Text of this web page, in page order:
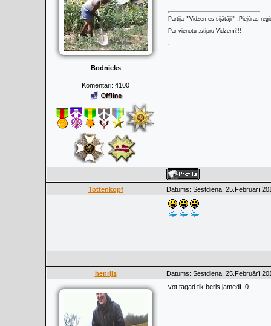
Bodnieks
Komentāri: 4100
Partija ""Vidzemes sijātāji"" .Piejūras
Par vienotu ,stipru Vidzemi!!!
.
Tottenkopf Datums: Sestdiena,
henrijs Datums: Sestdiena,
vot tagad tik beris jamedī :0